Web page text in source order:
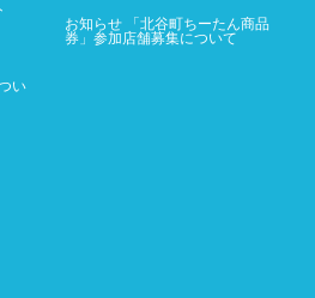
い
お知らせ 「北谷町ちーたん商品
券」参加店舗募集について